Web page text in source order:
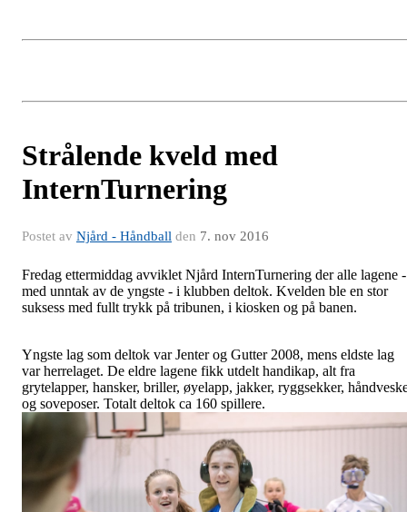
Strålende kveld med
InternTurnering
Postet av Njård - Håndball den 7. nov 2016
Fredag ettermiddag avviklet Njård InternTurnering der alle lagene -
med unntak av de yngste - i klubben deltok. Kvelden ble en stor
suksess med fullt trykk på tribunen, i kiosken og på banen.
Yngste lag som deltok var Jenter og Gutter 2008, mens eldste lag
var herrelaget. De eldre lagene fikk utdelt handikap, alt fra
grytelapper, hansker, briller, øyelapp, jakker, ryggsekker,
og soveposer. Totalt deltok ca 160 spillere.